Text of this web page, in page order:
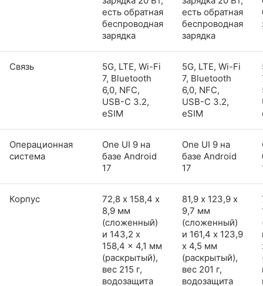
есть обратная
беспроводная
зарядка
есть обратная
беспроводная
зарядка
Связь
5G, LTE, Wi-Fi
7, Bluetooth
6,0, NFC,
USB-C 3.2,
eSIM
5G, LTE, Wi-Fi
7, Bluetooth
6,0, NFC,
USB-C 3.2,
eSIM
Операционная
система
One UI 9 на
базе Android
17
One UI 9 на
базе Android
17
Корпус
72,8 х 158,4 х
8,9 мм
(сложенный)
и 143,2 x
158,4 x 4,1 мм
(раскрытый),
вес 215 г,
водозащита
81,9 х 123,9 х
9,7 мм
(сложенный)
и 161,4 x 123,9
x 4,5 мм
(раскрытый),
вес 201 г,
водозащита